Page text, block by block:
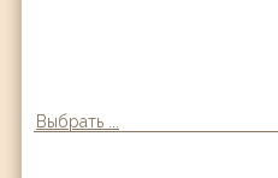
Выбрать ...